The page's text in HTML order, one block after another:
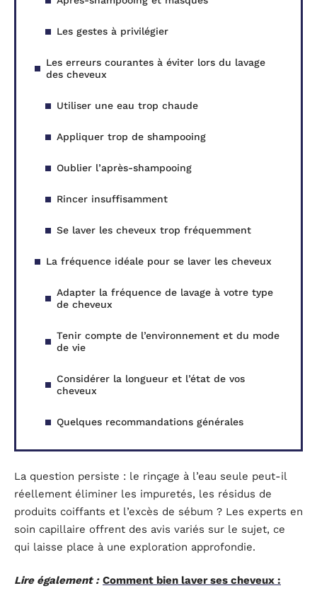
Les gestes à privilégier
Les erreurs courantes à éviter lors du lavage
des cheveux
Utiliser une eau trop chaude
Appliquer trop de shampooing
Oublier l’après-shampooing
Rincer insuffisamment
Se laver les cheveux trop fréquemment
La fréquence idéale pour se laver les cheveux
Adapter la fréquence de lavage à votre type
de cheveux
Tenir compte de l’environnement et du mode
de vie
Considérer la longueur et l’état de vos
cheveux
Quelques recommandations générales
La question persiste : le rinçage à l’eau seule peut-il
réellement éliminer les impuretés, les résidus de
produits coiffants et l’excès de sébum ? Les experts en
soin capillaire offrent des avis variés sur le sujet, ce
qui laisse place à une exploration approfondie.
Lire également : Comment bien laver ses cheveux :